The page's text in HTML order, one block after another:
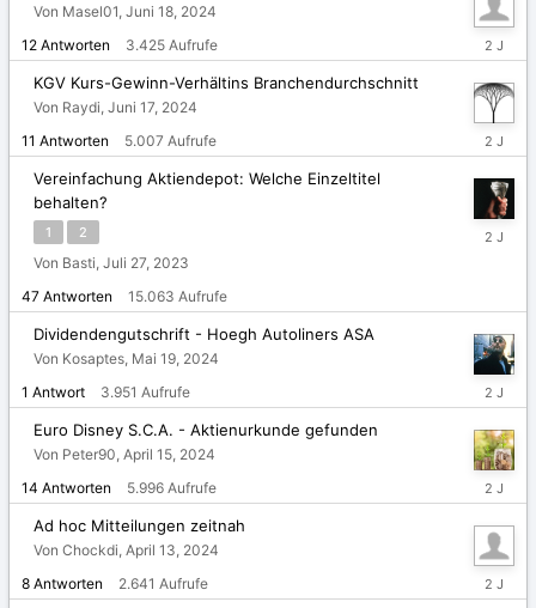
Von Masel01, Juni 18, 2024
12 Antworten 3.425 Aufrufe
Juni
22,
2024
KGV Kurs-Gewinn-Verhältins Branchendurchschnitt
Von Raydi, Juni 17, 2024
11 Antworten 5.007 Aufrufe
Juni
18,
2024
Vereinfachung Aktiendepot: Welche Einzeltitel
behalten?
1 2
Von Basti, Juli 27, 2023
47 Antworten 15.063 Aufrufe
Mai
Dividendengutschrift - Hoegh Autoliners ASA
Von Kosaptes, Mai 19, 2024
1 Antwort 3.951 Aufrufe
Mai
19,
2024
Euro Disney S.C.A. - Aktienurkunde gefunden
Von Peter90, April 15, 2024
14 Antworten 5.996 Aufrufe
April
16,
2024
Ad hoc Mitteilungen zeitnah
Von Chockdi, April 13, 2024
8 Antworten 2.641 Aufrufe
April
15,